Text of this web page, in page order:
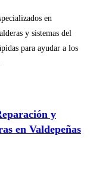
en
y sistemas del
para ayudar a los
y
en Valdepeñas